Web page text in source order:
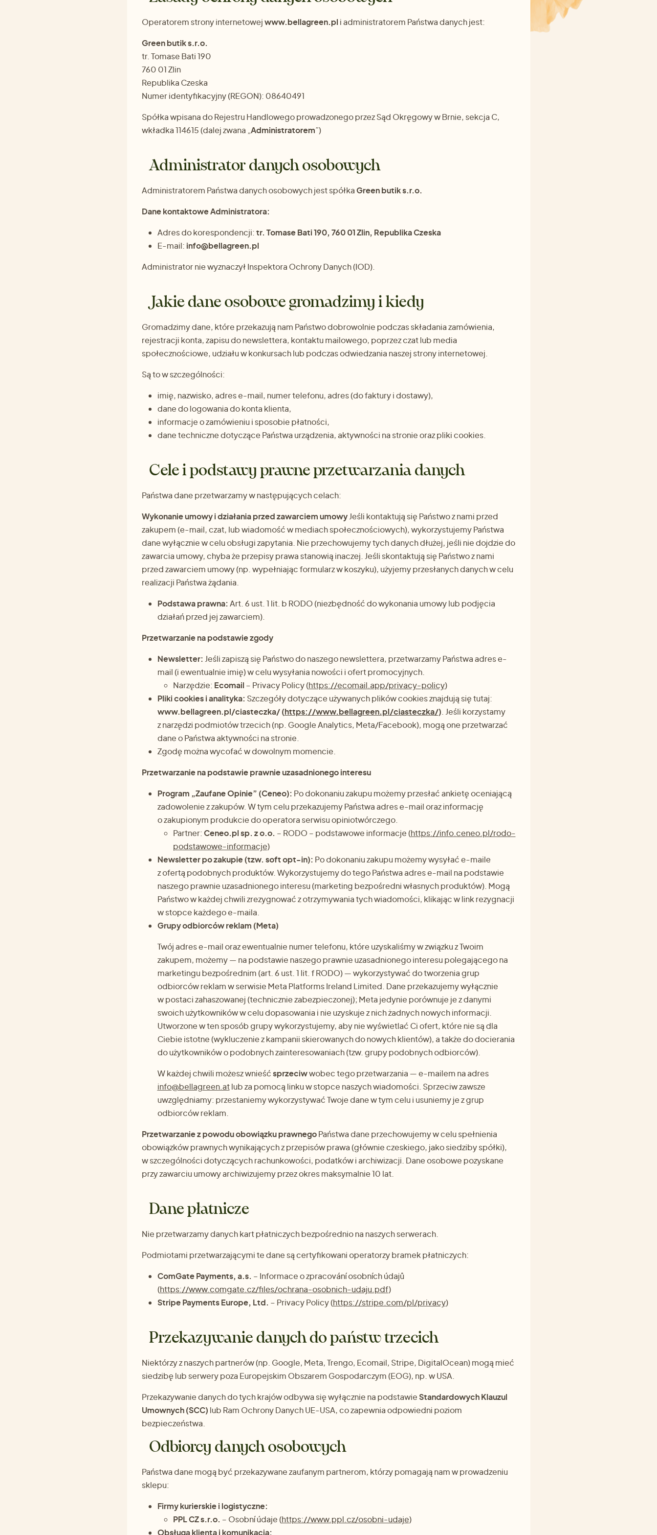
Operatorem strony internetowejwww.bellagreen.pl i administratorem Państwa danych jest:
Green butik s.r.o.
tr. Tomase Bati 190
760 01 Zlin
Republika Czeska
Numer identyfikacyjny (REGON): 08640491
Spółka wpisana do Rejestru Handlowego prowadzonego przez Sąd Okręgowy w Brnie, sekcja C,
wkładka 114615 (dalej zwana „ Administratorem”)
Administrator danych osobowych
Administratorem Państwa danych osobowych jest spółkaGreen butik s.r.o.
Dane kontaktowe Administratora:
Adres do korespondencji:tr. Tomase Bati 190, 760 01 Zlin, Republika Czeska
E-mail: info@bellagreen.pl
Administrator nie wyznaczył Inspektora Ochrony Danych (IOD).
Jakie dane osobowe gromadzimy i kiedy
Gromadzimy dane, które przekazują nam Państwo dobrowolnie podczas składania zamówienia,
rejestracji konta, zapisu do newslettera, kontaktu mailowego, poprzez czat lub media
społecznościowe, udziału w konkursach lub podczas odwiedzania naszej strony internetowej.
Są to w szczególności:
imię, nazwisko, adres e-mail, numer telefonu, adres (do faktury i dostawy),
dane do logowania do konta klienta,
informacje o zamówieniu i sposobie płatności,
dane techniczne dotyczące Państwa urządzenia, aktywności na stronie oraz pliki cookies.
Cele i podstawy prawne przetwarzania danych
Państwa dane przetwarzamy w następujących celach:
Wykonanie umowy i działania przed zawarciem umowyJeśli kontaktują się Państwo z nami przed
zakupem (e-mail, czat, lub wiadomość w mediach społecznościowych), wykorzystujemy Państwa
dane wyłącznie w celu obsługi zapytania. Nie przechowujemy tych danych dłużej, jeśli nie dojdzie do
zawarcia umowy, chyba że przepisy prawa stanowią inaczej. Jeśli skontaktują się Państwo z nami
przed zawarciem umowy (np. wypełniając formularz w koszyku), użyjemy przesłanych danych w celu
realizacji Państwa żądania.
Podstawa prawna: Art. 6 ust. 1 lit. b RODO (niezbędność do wykonania umowy lub podjęcia
działań przed jej zawarciem).
Przetwarzanie na podstawie zgody
Newsletter: Jeśli zapiszą się Państwo do naszego newslettera, przetwarzamy Państwa adres e-
mail (i ewentualnie imię) w celu wysyłania nowości i ofert promocyjnych.
Narzędzie: Ecomail – Privacy Policy (https://ecomail.app/privacy-policy)
Pliki cookies i analityka: Szczegóły dotyczące używanych plików cookies znajdują się tutaj:
www.bellagreen.pl/ciasteczka/ (https://www.bellagreen.pl/ciasteczka/) . Jeśli korzystamy
z narzędzi podmiotów trzecich (np. Google Analytics, Meta/Facebook), mogą one przetwarzać
dane o Państwa aktywności na stronie.
Zgodę można wycofać w dowolnym momencie.
Przetwarzanie na podstawie prawnie uzasadnionego interesu
Program „Zaufane Opinie” (Ceneo): Po dokonaniu zakupu możemy przesłać ankietę oceniającą
zadowolenie z zakupów. W tym celu przekazujemy Państwa adres e-mail oraz informację
o zakupionym produkcie do operatora serwisu opiniotwórczego.
Partner:Ceneo.pl sp. z o.o. – RODO – podstawowe informacje (https://info.ceneo.pl/rodo-
podstawowe-informacje)
Newsletter po zakupie (tzw. soft opt-in): Po dokonaniu zakupu możemy wysyłać e-maile
z ofertą podobnych produktów. Wykorzystujemy do tego Państwa adres e-mail na podstawie
naszego prawnie uzasadnionego interesu (marketing bezpośredni własnych produktów). Mogą
Państwo w każdej chwili zrezygnować z otrzymywania tych wiadomości, klikając w link rezygnacji
w stopce każdego e-maila.
Grupy odbiorców reklam (Meta)
Twój adres e-mail oraz ewentualnie numer telefonu, które uzyskaliśmy w związku z Twoim
zakupem, możemy — na podstawie naszego prawnie uzasadnionego interesu polegającego na
marketingu bezpośrednim (art. 6 ust. 1 lit. f RODO) — wykorzystywać do tworzenia grup
odbiorców reklam w serwisie Meta Platforms Ireland Limited. Dane przekazujemy wyłącznie
w postaci zahaszowanej (technicznie zabezpieczonej); Meta jedynie porównuje je z danymi
swoich użytkowników w celu dopasowania i nie uzyskuje z nich żadnych nowych informacji.
Utworzone w ten sposób grupy wykorzystujemy, aby nie wyświetlać Ci ofert, które nie są dla
Ciebie istotne (wykluczenie z kampanii skierowanych do nowych klientów), a także do docierania
do użytkowników o podobnych zainteresowaniach (tzw. grupy podobnych odbiorców).
W każdej chwili możesz wnieśćsprzeciwwobec tego przetwarzania — e-mailem na adres
info@bellagreen.atlub za pomocą linku w stopce naszych wiadomości. Sprzeciw zawsze
uwzględniamy: przestaniemy wykorzystywać Twoje dane w tym celu i usuniemy je z grup
odbiorców reklam.
Przetwarzanie z powodu obowiązku prawnegoPaństwa dane przechowujemy w celu spełnienia
obowiązków prawnych wynikających z przepisów prawa (głównie czeskiego, jako siedziby spółki),
w szczególności dotyczących rachunkowości, podatków i archiwizacji. Dane osobowe pozyskane
przy zawarciu umowy archiwizujemy przez okres maksymalnie 10 lat.
Dane płatnicze
Nie przetwarzamy danych kart płatniczych bezpośrednio na naszych serwerach.
Podmiotami przetwarzającymi te dane są certyfikowani operatorzy bramek płatniczych:
ComGate Payments, a.s. – Informace o zpracování osobních údajů
(https://www.comgate.cz/files/ochrana-osobnich-udaju.pdf)
Stripe Payments Europe, Ltd. – Privacy Policy (https://stripe.com/pl/privacy)
Przekazywanie danych do państw trzecich
Niektórzy z naszych partnerów (np. Google, Meta, Trengo, Ecomail, Stripe, DigitalOcean) mogą mieć
siedzibę lub serwery poza Europejskim Obszarem Gospodarczym (EOG), np. w USA.
Przekazywanie danych do tych krajów odbywa się wyłącznie na podstawieStandardowych Klauzul
Umownych (SCC) lub Ram Ochrony Danych UE-USA, co zapewnia odpowiedni poziom
bezpieczeństwa.
Odbiorcy danych osobowych
Państwa dane mogą być przekazywane zaufanym partnerom, którzy pomagają nam w prowadzeniu
sklepu:
Firmy kurierskie i logistyczne:
PPL CZ s.r.o. – Osobní údaje (https://www.ppl.cz/osobni-udaje)
Obsługa klienta i komunikacja: